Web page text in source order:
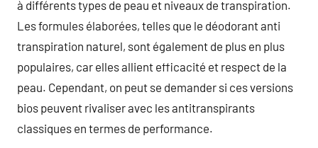
à différents types de peau et niveaux de transpiration.
Les formules élaborées, telles que le déodorant anti
transpiration naturel, sont également de plus en plus
populaires, car elles allient efficacité et respect de la
peau. Cependant, on peut se demander si ces versions
bios peuvent rivaliser avec les antitranspirants
classiques en termes de performance.